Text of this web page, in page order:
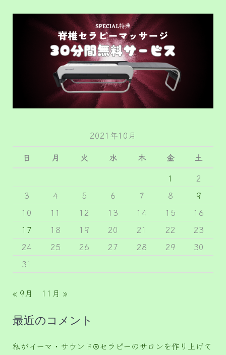
2021年10月
日
月 火 水 木 金
土
1
2
3
4 5 6 7 8
9
10
11 12 13 14 15
16
17
18 19 20 21 22
23
24
25 26 27 28 29
30
31
« 9月 11月 »
最近のコメント
私がイーマ・サウンド®セラピーのサロンを作り上げて